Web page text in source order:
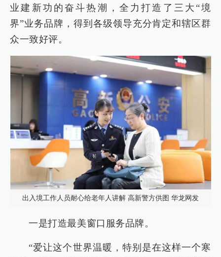
业建新功的奋斗热潮，全力打造了三大“境
界”业务品牌，得到各级领导充分肯定和辖区群
众一致好评。
出入境工作人员耐心给老年人讲解 高新警方供图 华龙网发
一是打造最美窗口服务品牌。
“爱让这个世界温暖，特别是在这样一个寒